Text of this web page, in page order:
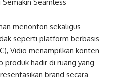
Seamless
menonton sekaligus
seperti platform berbasis
Vidio menampilkan konten
produk hadir di ruang yang
brand secara